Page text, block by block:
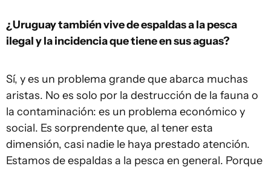
¿Uruguay también vive de espaldas a la pesca
ilegal y la incidencia que tiene en sus aguas?
Sí, y es un problema grande que abarca muchas
aristas. No es solo por la destrucción de la fauna o
la contaminación: es un problema económico y
social. Es sorprendente que, al tener esta
dimensión, casi nadie le haya prestado atención.
Estamos de espaldas a la pesca en general. Porque